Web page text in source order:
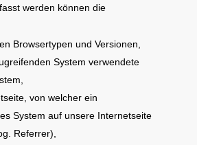
werden können die
Browsertypen und Versionen,
System verwendete
von welcher ein
System auf unsere Internetseite
Referrer),